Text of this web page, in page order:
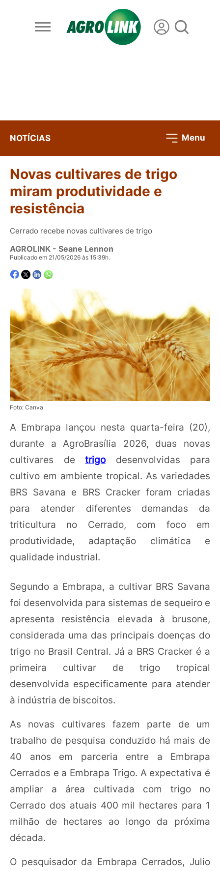
NOTÍCIAS Menu
Novas cultivares de trigo
miram produtividade e
resistência
Cerrado recebe novas cultivares de trigo
AGROLINK - Seane Lennon
Publicado em 21/05/2026 às 15:39h.
Foto: Canva
A Embrapa lançou nesta quarta-feira (20),
durante a AgroBrasília 2026, duas novas
cultivares de trigodesenvolvidas para
cultivo em ambiente tropical. As variedades
BRS Savana e BRS Cracker foram criadas
para atender diferentes demandas da
triticultura no Cerrado, com foco em
produtividade, adaptação climática e
qualidade industrial.
Segundo a Embrapa, a cultivar BRS Savana
foi desenvolvida para sistemas de sequeiro e
apresenta resistência elevada à brusone,
considerada uma das principais doenças do
trigo no Brasil Central. Já a BRS Cracker é a
primeira cultivar de trigo tropical
desenvolvida especificamente para atender
à indústria de biscoitos.
As novas cultivares fazem parte de um
trabalho de pesquisa conduzido há mais de
40 anos em parceria entre a Embrapa
Cerrados e a Embrapa Trigo. A expectativa é
ampliar a área cultivada com trigo no
Cerrado dos atuais 400 mil hectares para 1
milhão de hectares ao longo da próxima
década.
O pesquisador da Embrapa Cerrados, Julio